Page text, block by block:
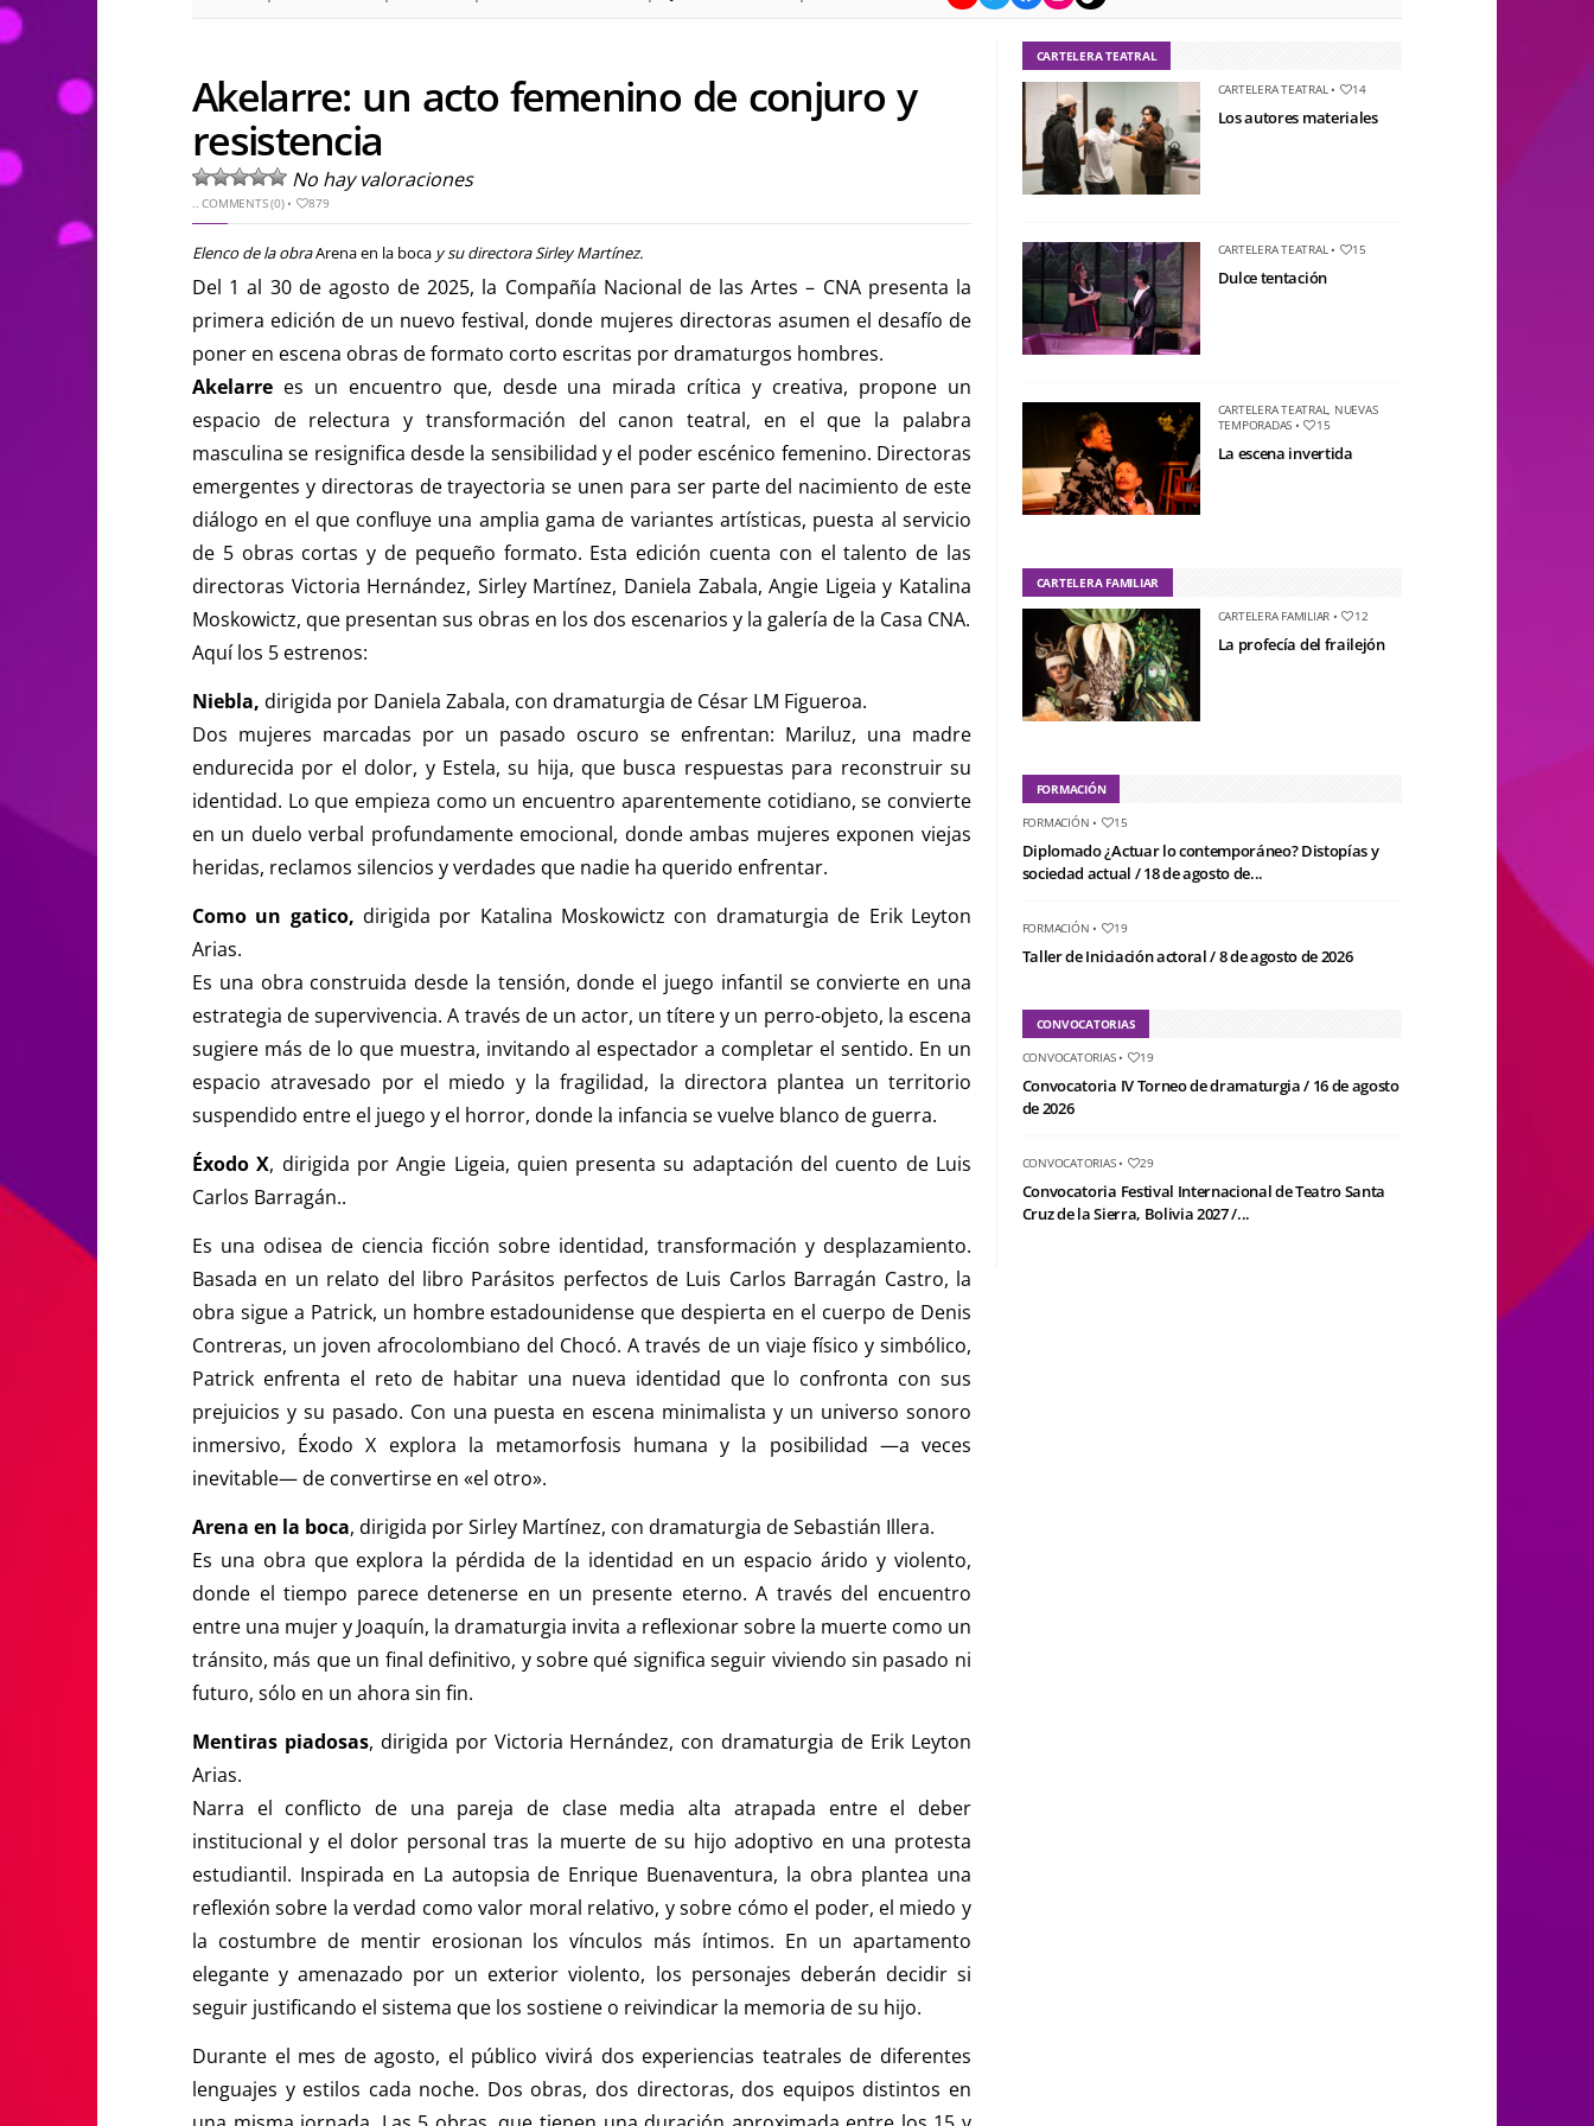
Akelarre: un acto femenino de conjuro y
resistencia
No hay valoraciones
..COMMENTS (0)• 879
Elenco de la obraArena en la boca y su directora Sirley Martínez.
Del 1 al 30 de agosto de 2025, la Compañía Nacional de las Artes – CNA presenta la
primera edición de un nuevo festival, donde mujeres directoras asumen el desafío de
poner en escena obras de formato corto escritas por dramaturgos hombres.
Akelarre es un encuentro que, desde una mirada crítica y creativa, propone un
espacio de relectura y transformación del canon teatral, en el que la palabra
masculina se resignifica desde la sensibilidad y el poder escénico femenino. Directoras
emergentes y directoras de trayectoria se unen para ser parte del nacimiento de este
diálogo en el que confluye una amplia gama de variantes artísticas, puesta al servicio
de 5 obras cortas y de pequeño formato. Esta edición cuenta con el talento de las
directoras Victoria Hernández, Sirley Martínez, Daniela Zabala, Angie Ligeia y Katalina
Moskowictz, que presentan sus obras en los dos escenarios y la galería de la Casa CNA.
Aquí los 5 estrenos:
Niebla, dirigida por Daniela Zabala, con dramaturgia de César LM Figueroa.
Dos mujeres marcadas por un pasado oscuro se enfrentan: Mariluz, una madre
endurecida por el dolor, y Estela, su hija, que busca respuestas para reconstruir su
identidad. Lo que empieza como un encuentro aparentemente cotidiano, se convierte
en un duelo verbal profundamente emocional, donde ambas mujeres exponen viejas
heridas, reclamos silencios y verdades que nadie ha querido enfrentar.
Como un gatico, dirigida por Katalina Moskowictz con dramaturgia de Erik Leyton
Arias.
Es una obra construida desde la tensión, donde el juego infantil se convierte en una
estrategia de supervivencia. A través de un actor, un títere y un perro-objeto, la escena
sugiere más de lo que muestra, invitando al espectador a completar el sentido. En un
espacio atravesado por el miedo y la fragilidad, la directora plantea un territorio
suspendido entre el juego y el horror, donde la infancia se vuelve blanco de guerra.
Éxodo X, dirigida por Angie Ligeia, quien presenta su adaptación del cuento de Luis
Carlos Barragán..
Es una odisea de ciencia ficción sobre identidad, transformación y desplazamiento.
Basada en un relato del libro Parásitos perfectos de Luis Carlos Barragán Castro, la
obra sigue a Patrick, un hombre estadounidense que despierta en el cuerpo de Denis
Contreras, un joven afrocolombiano del Chocó. A través de un viaje físico y simbólico,
Patrick enfrenta el reto de habitar una nueva identidad que lo confronta con sus
prejuicios y su pasado. Con una puesta en escena minimalista y un universo sonoro
inmersivo, Éxodo X explora la metamorfosis humana y la posibilidad —a veces
inevitable— de convertirse en «el otro».
Arena en la boca, dirigida por Sirley Martínez, con dramaturgia de Sebastián Illera.
Es una obra que explora la pérdida de la identidad en un espacio árido y violento,
donde el tiempo parece detenerse en un presente eterno. A través del encuentro
entre una mujer y Joaquín, la dramaturgia invita a reflexionar sobre la muerte como un
tránsito, más que un final definitivo, y sobre qué significa seguir viviendo sin pasado ni
futuro, sólo en un ahora sin fin.
Mentiras piadosas, dirigida por Victoria Hernández, con dramaturgia de Erik Leyton
Arias.
Narra el conflicto de una pareja de clase media alta atrapada entre el deber
institucional y el dolor personal tras la muerte de su hijo adoptivo en una protesta
estudiantil. Inspirada en La autopsia de Enrique Buenaventura, la obra plantea una
reflexión sobre la verdad como valor moral relativo, y sobre cómo el poder, el miedo y
la costumbre de mentir erosionan los vínculos más íntimos. En un apartamento
elegante y amenazado por un exterior violento, los personajes deberán decidir si
seguir justificando el sistema que los sostiene o reivindicar la memoria de su hijo.
Durante el mes de agosto, el público vivirá dos experiencias teatrales de diferentes
lenguajes y estilos cada noche. Dos obras, dos directoras, dos equipos distintos en
CARTELERA TEATRAL
CARTELERA TEATRAL• 14
Los autores materiales
CARTELERA TEATRAL• 15
Dulce tentación
CARTELERA TEATRAL, NUEVAS
TEMPORADAS • 15
La escena invertida
CARTELERA FAMILIAR
CARTELERA FAMILIAR • 12
La profecía del frailejón
FORMACIÓN
FORMACIÓN • 15
Diplomado ¿Actuar lo contemporáneo? Distopías y
sociedad actual / 18 de agosto de...
FORMACIÓN • 19
Taller de Iniciación actoral / 8 de agosto de 2026
CONVOCATORIAS
CONVOCATORIAS• 19
Convocatoria IV Torneo de dramaturgia / 16 de agosto
de 2026
CONVOCATORIAS• 29
Convocatoria Festival Internacional de Teatro Santa
Cruz de la Sierra, Bolivia 2027 /...